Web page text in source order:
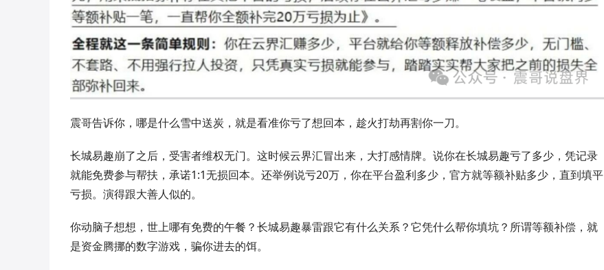
震哥告诉你，哪是什么雪中送炭，就是看准你亏了想回本，趁火打劫再割你一刀。
长城易趣崩了之后，受害者维权无门。这时候云界汇冒出来，大打感情牌。说你在长城易趣亏了多少，凭记录
就能免费参与帮扶，承诺1:1无损回本。还举例说亏20万，你在平台盈利多少，官方就等额补贴多少，直到填平
亏损。演得跟大善人似的。
你动脑子想想，世上哪有免费的午餐？长城易趣暴雷跟它有什么关系？它凭什么帮你填坑？所谓等额补偿，就
是资金腾挪的数字游戏，骗你进去的饵。